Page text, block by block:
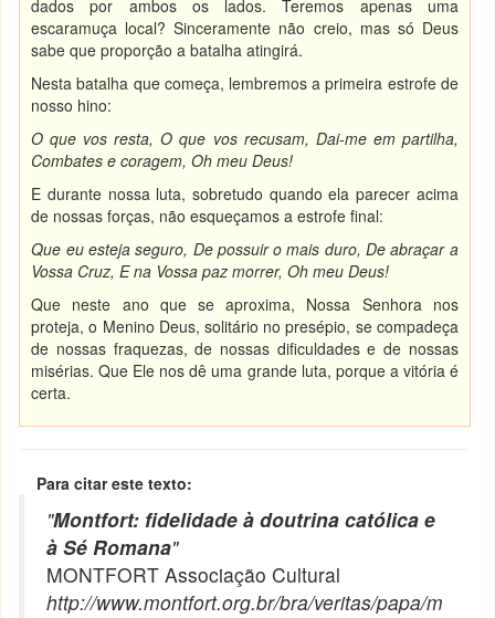
dados por ambos os lados. Teremos apenas uma
escaramuça local? Sinceramente não creio, mas só Deus
sabe que proporção a batalha atingirá.
Nesta batalha que começa, lembremos a primeira estrofe de
nosso hino:
O que vos resta, O que vos recusam, Dai-me em partilha,
Combates e coragem, Oh meu Deus!
E durante nossa luta, sobretudo quando ela parecer acima
de nossas forças, não esqueçamos a estrofe final:
Que eu esteja seguro, De possuir o mais duro, De abraçar a
Vossa Cruz, E na Vossa paz morrer, Oh meu Deus!
Que neste ano que se aproxima, Nossa Senhora nos
proteja, o Menino Deus, solitário no presépio, se compadeça
de nossas fraquezas, de nossas dificuldades e de nossas
misérias. Que Ele nos dê uma grande luta, porque a vitória é
certa.
Para citar este texto:
"Montfort: fidelidade à doutrina católica e
à Sé Romana"
MONTFORT Associação Cultural
http://www.montfort.org.br/bra/veritas/papa/m